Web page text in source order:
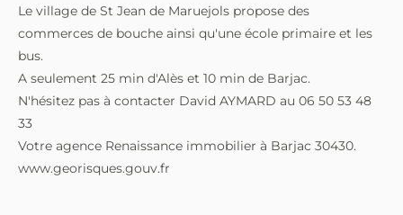
Le village de St Jean de Maruejols propose des
commerces de bouche ainsi qu'une école primaire et les
bus.
A seulement 25 min d'Alès et 10 min de Barjac.
N'hésitez pas à contacter David AYMARD au 06 50 53 48
33
Votre agence Renaissance immobilier à Barjac 30430.
www.georisques.gouv.fr